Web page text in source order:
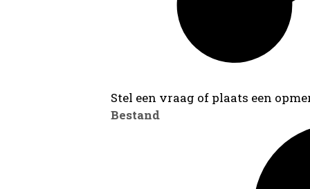
Stel een vraag of plaats een
Bestand